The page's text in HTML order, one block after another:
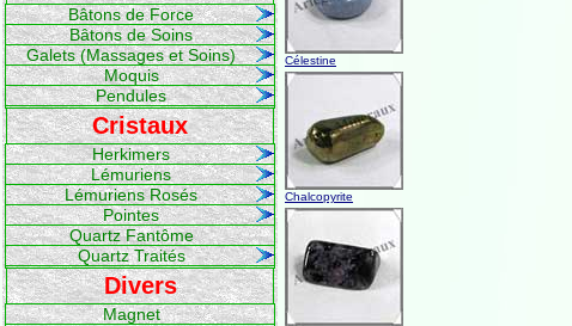
Bâtons de Force
Bâtons de Soins
Galets (Massages et Soins)
Moquis
Pendules
Cristaux
Herkimers
Lémuriens
Lémuriens Rosés
Pointes
Quartz Fantôme
Quartz Traités
Divers
Magnet
Célestine
Chalcopyrite